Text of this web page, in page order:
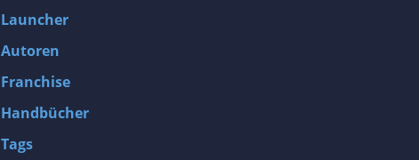
Launcher
Autoren
Franchise
Handbücher
Tags